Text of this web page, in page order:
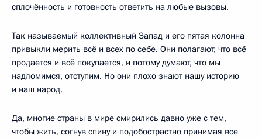
сплочённость и готовность ответить на любые вызовы.
Так называемый коллективный Запад и его пятая колонна
привыкли мерить всё и всех по себе. Они полагают, что всё
продается и всё покупается, и потому думают, что мы
надломимся, отступим. Но они плохо знают нашу историю
и наш народ.
Да, многие страны в мире смирились давно уже с тем,
чтобы жить, согнув спину и подобострастно принимая все